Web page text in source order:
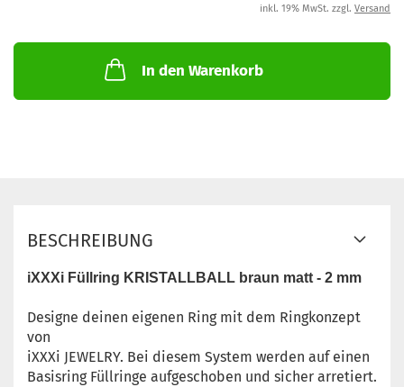
inkl. 19% MwSt. zzgl. Versand
In den Warenkorb
BESCHREIBUNG
iXXXi Füllring KRISTALLBALL braun matt - 2 mm
Designe deinen eigenen Ring mit dem Ringkonzept
von
iXXXi JEWELRY. Bei diesem System werden auf einen
Basisring Füllringe aufgeschoben und sicher arretiert.